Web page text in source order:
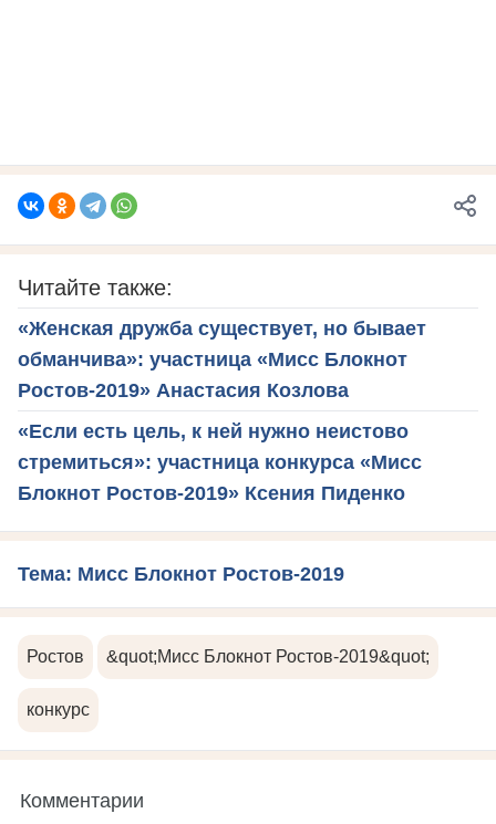
Читайте также:
«Женская дружба существует, но бывает
обманчива»: участница «Мисс Блокнот
Ростов-2019» Анастасия Козлова
«Если есть цель, к ней нужно неистово
стремиться»: участница конкурса «Мисс
Блокнот Ростов-2019» Ксения Пиденко
Тема: Мисс Блокнот Ростов-2019
Ростов &quot;Мисс Блокнот Ростов-2019&quot;
конкурс
Комментарии